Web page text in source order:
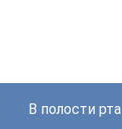
В полости рта